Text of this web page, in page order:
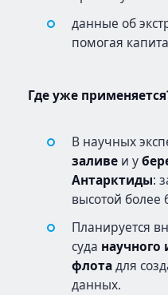
данные об
помогая
Где уже
В научных
заливе и у
Антарктиды:
высотой более
Планируется
суда научного
флотадля
данных.